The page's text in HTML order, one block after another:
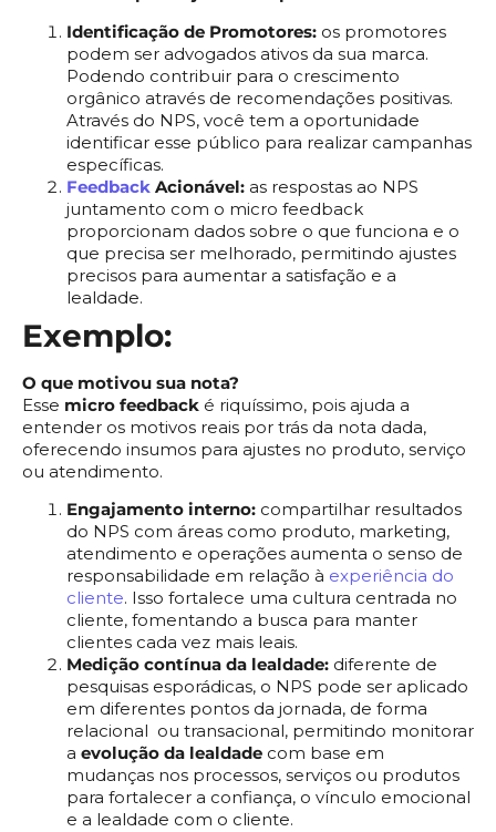
Identificação de Promotores: os promotores
podem ser advogados ativos da sua marca.
Podendo contribuir para o crescimento
orgânico através de recomendações positivas.
Através do NPS, você tem a oportunidade
identificar esse público para realizar campanhas
específicas.
Feedback Acionável: as respostas ao NPS
juntamento com o micro feedback
proporcionam dados sobre o que funciona e o
que precisa ser melhorado, permitindo ajustes
precisos para aumentar a satisfação e a
lealdade.
Exemplo:
O que motivou sua nota?
Esse micro feedback é riquíssimo, pois ajuda a
entender os motivos reais por trás da nota dada,
oferecendo insumos para ajustes no produto, serviço
ou atendimento.
Engajamento interno: compartilhar resultados
do NPS com áreas como produto, marketing,
atendimento e operações aumenta o senso de
responsabilidade em relação à experiência do
cliente. Isso fortalece uma cultura centrada no
cliente, fomentando a busca para manter
clientes cada vez mais leais.
Medição contínua da lealdade: diferente de
pesquisas esporádicas, o NPS pode ser aplicado
em diferentes pontos da jornada, de forma
relacional ou transacional, permitindo monitorar
a evolução da lealdade com base em
mudanças nos processos, serviços ou produtos
para fortalecer a confiança, o vínculo emocional
e a lealdade com o cliente.